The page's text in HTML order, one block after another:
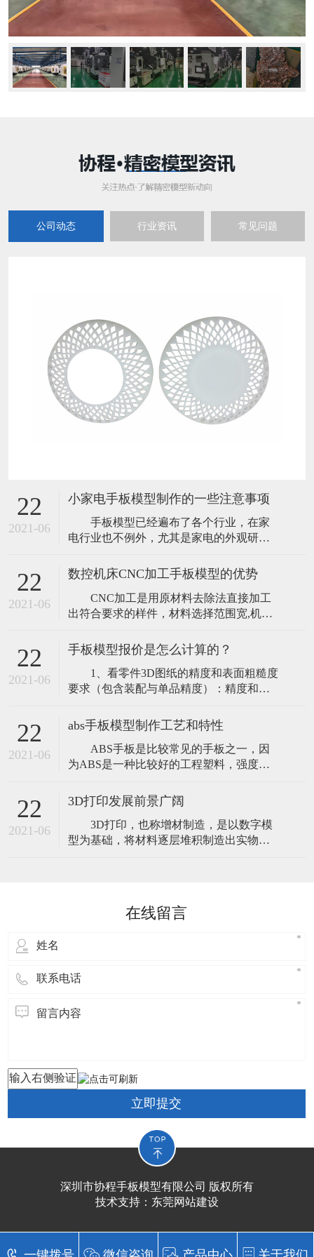
公司动态 行业资讯 常见问题
22
2021-06
小家电手板模型制作的一些注意事项
手板模型已经遍布了各个行业，在家
电行业也不例外，尤其是家电的外观研
模型，可以在极短的时间内，实现从图纸
到实物的转变，让研发中的产品开模前能
够全面而正确的评估外观及结构，使产品
研发更加顺利，大大降低产品投放市场的
有模具或不开模
22
2021-06
数控机床CNC加工手板模型的优势
CNC加工是用原材料去除法直接加工
出符合要求的样件，材料选择范围宽,机器
适当地分解,特别适合于加工大尺寸及结构
比较简单的零部件，CNC加工设备对三维
图档进行编程、拆分，通过加工相应材料
直接生产所需的产品，特别是对大件产品
能
22
2021-06
手板模型报价是怎么计算的？
1、看零件3D图纸的精度和表面粗糙度
要求（包含装配与单品精度）：精度和表
度要求达到0.02mm公差时，加工设备以及
技术师傅等投入的人力物力成本相对也会
高许多； 2、零件结构（复杂程度以及
尺寸大小）：产品整体尺寸很大那么所用
22
2021-06
abs手板模型制作工艺和特性
ABS手板是比较常见的手板之一，因
为ABS是一种比较好的工程塑料，强度能
试功能，打磨上色，打磨ABS材质的话，
也是比较容易的，abs材料还具有抗冲击
性，具有耐腐蚀性，能耐得了低温的抵
抗，而且表面光滑程度也是保证得到，一
22
2021-06
3D打印发展前景广阔
3D打印，也称增材制造，是以数字模
型为基础，将材料逐层堆积制造出实物的
件，3D打印机已广泛应用于诸多领域。
在线留言
立即提交
深圳市协程手板模型有限公司 版权所有
技术支持： 东莞网站建设​